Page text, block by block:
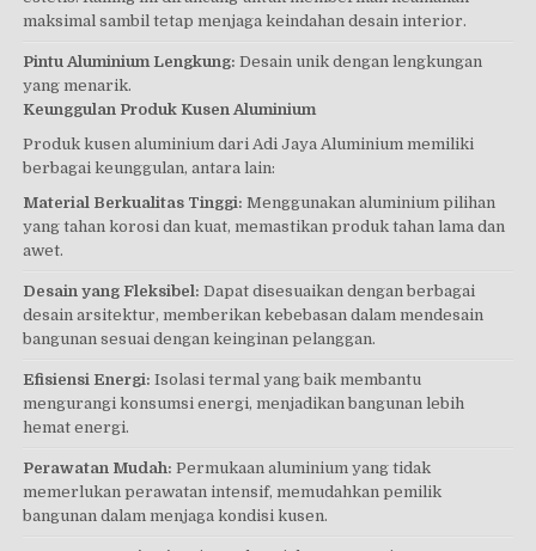
maksimal sambil tetap menjaga keindahan desain interior.
Pintu Aluminium Lengkung: Desain unik dengan lengkungan
yang menarik.
Keunggulan Produk Kusen Aluminium
Produk kusen aluminium dari Adi Jaya Aluminium memiliki
berbagai keunggulan, antara lain:
Material Berkualitas Tinggi: Menggunakan aluminium pilihan
yang tahan korosi dan kuat, memastikan produk tahan lama dan
awet.
Desain yang Fleksibel: Dapat disesuaikan dengan berbagai
desain arsitektur, memberikan kebebasan dalam mendesain
bangunan sesuai dengan keinginan pelanggan.
Efisiensi Energi: Isolasi termal yang baik membantu
mengurangi konsumsi energi, menjadikan bangunan lebih
hemat energi.
Perawatan Mudah: Permukaan aluminium yang tidak
memerlukan perawatan intensif, memudahkan pemilik
bangunan dalam menjaga kondisi kusen.